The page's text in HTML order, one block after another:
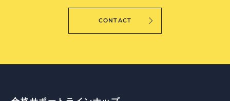
CONTACT